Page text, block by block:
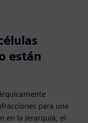
están
para una
en la jerarquía, el